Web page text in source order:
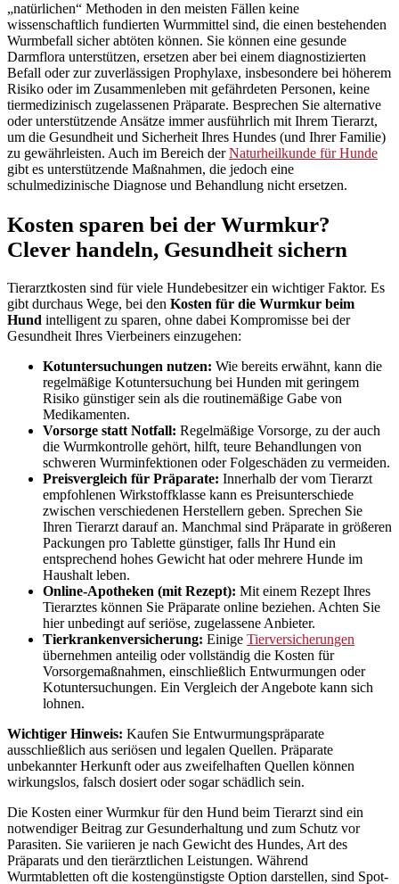
„natürlichen“ Methoden in den meisten Fällen keine
wissenschaftlich fundierten Wurmmittel sind, die einen bestehenden
Wurmbefall sicher abtöten können. Sie können eine gesunde
Darmflora unterstützen, ersetzen aber bei einem diagnostizierten
Befall oder zur zuverlässigen Prophylaxe, insbesondere bei höherem
Risiko oder im Zusammenleben mit gefährdeten Personen, keine
tiermedizinisch zugelassenen Präparate. Besprechen Sie alternative
oder unterstützende Ansätze immer ausführlich mit Ihrem Tierarzt,
um die Gesundheit und Sicherheit Ihres Hundes (und Ihrer Familie)
zu gewährleisten. Auch im Bereich derNaturheilkunde für Hunde
gibt es unterstützende Maßnahmen, die jedoch eine
schulmedizinische Diagnose und Behandlung nicht ersetzen.
Kosten sparen bei der Wurmkur?
Clever handeln, Gesundheit sichern
Tierarztkosten sind für viele Hundebesitzer ein wichtiger Faktor. Es
gibt durchaus Wege, bei den Kosten für die Wurmkur beim
Hund intelligent zu sparen, ohne dabei Kompromisse bei der
Gesundheit Ihres Vierbeiners einzugehen:
Kotuntersuchungen nutzen: Wie bereits erwähnt, kann die
regelmäßige Kotuntersuchung bei Hunden mit geringem
Risiko günstiger sein als die routinemäßige Gabe von
Medikamenten.
Vorsorge statt Notfall: Regelmäßige Vorsorge, zu der auch
die Wurmkontrolle gehört, hilft, teure Behandlungen von
schweren Wurminfektionen oder Folgeschäden zu vermeiden.
Preisvergleich für Präparate: Innerhalb der vom Tierarzt
empfohlenen Wirkstoffklasse kann es Preisunterschiede
zwischen verschiedenen Herstellern geben. Sprechen Sie
Ihren Tierarzt darauf an. Manchmal sind Präparate in größeren
Packungen pro Tablette günstiger, falls Ihr Hund ein
entsprechend hohes Gewicht hat oder mehrere Hunde im
Haushalt leben.
Online-Apotheken (mit Rezept): Mit einem Rezept Ihres
Tierarztes können Sie Präparate online beziehen. Achten Sie
hier unbedingt auf seriöse, zugelassene Anbieter.
Tierkrankenversicherung: Einige Tierversicherungen
übernehmen anteilig oder vollständig die Kosten für
Vorsorgemaßnahmen, einschließlich Entwurmungen oder
Kotuntersuchungen. Ein Vergleich der Angebote kann sich
lohnen.
Wichtiger Hinweis: Kaufen Sie Entwurmungspräparate
ausschließlich aus seriösen und legalen Quellen. Präparate
unbekannter Herkunft oder aus zweifelhaften Quellen können
wirkungslos, falsch dosiert oder sogar schädlich sein.
Die Kosten einer Wurmkur für den Hund beim Tierarzt sind ein
notwendiger Beitrag zur Gesunderhaltung und zum Schutz vor
Parasiten. Sie variieren je nach Gewicht des Hundes, Art des
Präparats und den tierärztlichen Leistungen. Während
Wurmtabletten oft die kostengünstigste Option darstellen, sind Spot-